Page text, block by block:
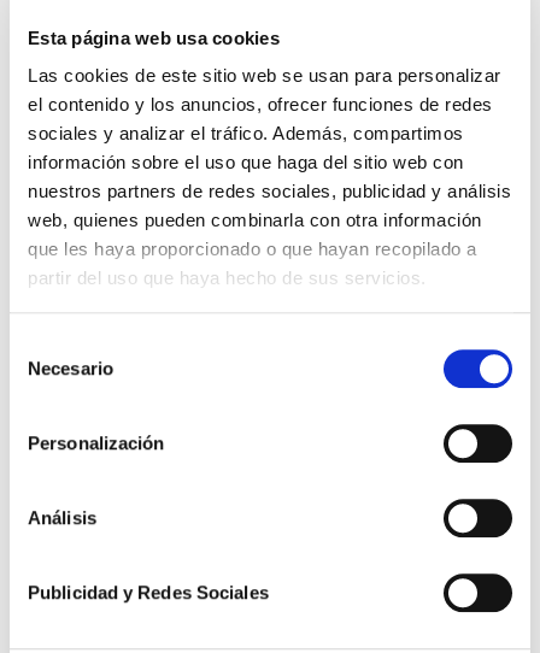
Esta página web usa cookies
Las cookies de este sitio web se usan para personalizar
el contenido y los anuncios, ofrecer funciones de redes
sociales y analizar el tráfico. Además, compartimos
información sobre el uso que haga del sitio web con
nuestros partners de redes sociales, publicidad y análisis
web, quienes pueden combinarla con otra información
que les haya proporcionado o que hayan recopilado a
partir del uso que haya hecho de sus servicios.
Necesario
Personalización
Análisis
Publicidad y Redes Sociales